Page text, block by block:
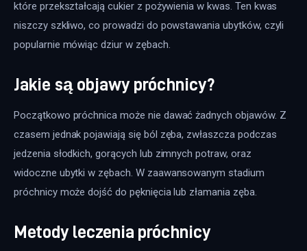
które przekształcają cukier z pożywienia w kwas. Ten kwas
niszczy szkliwo, co prowadzi do powstawania ubytków, czyli
popularnie mówiąc dziur w zębach.
Jakie są objawy próchnicy?
Początkowo próchnica może nie dawać żadnych objawów. Z
czasem jednak pojawiają się ból zęba, zwłaszcza podczas
jedzenia słodkich, gorących lub zimnych potraw, oraz
widoczne ubytki w zębach. W zaawansowanym stadium
próchnicy może dojść do pęknięcia lub złamania zęba.
Metody leczenia próchnicy